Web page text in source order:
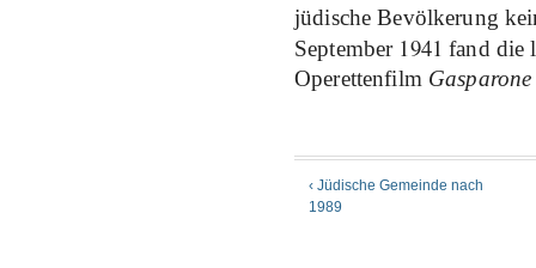
jüdische Bevölkerung
September 1941 fand die
Operettenfilm Gasparone
‹ Jüdische Gemeinde nach
1989